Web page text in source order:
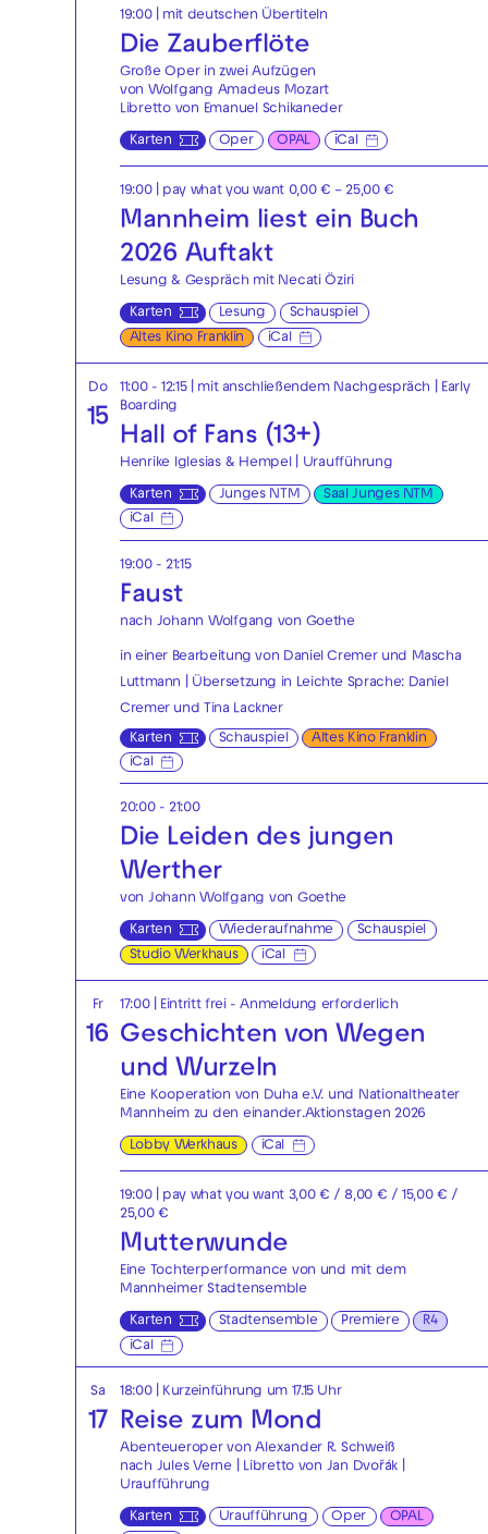
19:00| mit deutschen Übertiteln
Die Zauberflöte
Große Oper in zwei Aufzügen
von Wolfgang Amadeus Mozart
Libretto von Emanuel Schikaneder
Karten Oper OPAL iCal
19:00 | pay what you want 0,00 € – 25,00 €
Mannheim liest ein Buch
2026 Auftakt
Lesung & Gespräch mit Necati Öziri
Karten Lesung
Schauspiel
Altes Kino Franklin
iCal
Do
15
11:00 - 12:15 | mit anschließendem Nachgespräch
Early
Boarding
Hall of Fans (13+)
Henrike Iglesias & Hempel | Uraufführung
Karten Junges NTM
Saal Junges NTM
iCal
19:00 - 21:15
Faust
nach Johann Wolfgang von Goethe
in einer Bearbeitung von Daniel Cremer und Mascha
Luttmann | Übersetzung in Leichte Sprache: Daniel
Cremer und Tina Lackner
Karten Schauspiel
Altes Kino Franklin
iCal
20:00 - 21:00
Die Leiden des jungen
Werther
von Johann Wolfgang von Goethe
Karten Wiederaufnahme
Schauspiel
Studio Werkhaus
iCal
Fr
16
17:00| Eintritt frei - Anmeldung erforderlich
Geschichten von Wegen
und Wurzeln
Eine Kooperation von Duha e.V. und Nationaltheater
Mannheim zu den einander.Aktionstagen 2026
Lobby Werkhaus iCal
19:00
| pay what you want 3,00 € / 8,00 € / 15,00 € /
25,00 €
Mutterwunde
Eine Tochterperformance von und mit dem
Mannheimer Stadtensemble
Karten Stadtensemble Premiere
R4
iCal
Sa
17
18:00 | Kurzeinführung um 17.15 Uhr
Reise zum Mond
Abenteueroper von Alexander R. Schweiß
nach Jules Verne | Libretto von Jan Dvořák |
Uraufführung
Karten Uraufführung Oper
OPAL